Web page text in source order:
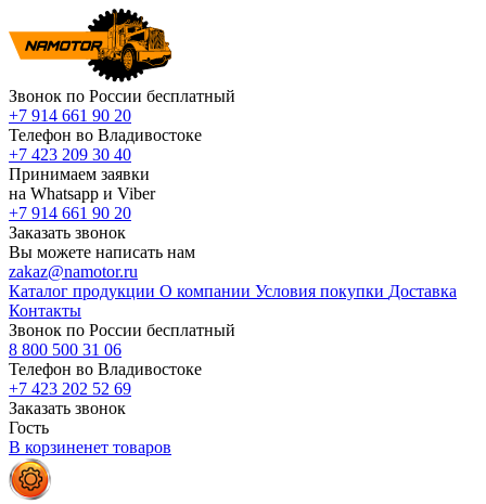
Звонок по России бесплатный
+7 914 661 90 20
Телефон во Владивостоке
+7 423 209 30 40
Принимаем заявки
на Whatsapp и Viber
+7 914 661 90 20
Заказать звонок
Вы можете написать нам
zakaz@namotor.ru
Каталог продукции О компании Условия покупки Доставка
Контакты
Звонок по России бесплатный
8 800 500 31 06
Телефон во Владивостоке
+7 423 202 52 69
Заказать звонок
Гость
В корзиненет товаров